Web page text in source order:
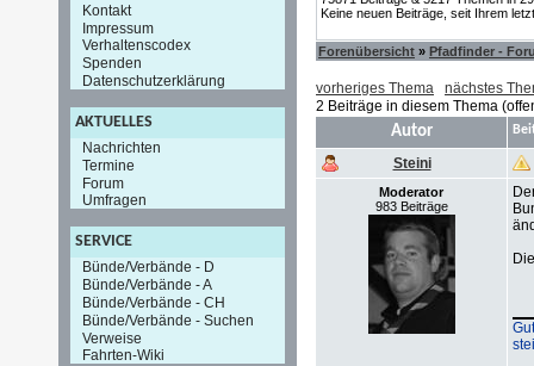
Kontakt
Impressum
Verhaltenscodex
Spenden
Datenschutzerklärung
AKTUELLES
Nachrichten
Termine
Forum
Umfragen
SERVICE
Bünde/Verbände - D
Bünde/Verbände - A
Bünde/Verbände - CH
Bünde/Verbände - Suchen
Verweise
Fahrten-Wiki
Keine neuen Beiträge, seit Ihrem
Forenübersicht » Pfadfinder -
vorheriges Thema
nächstes
2 Beiträge in diesem Thema
Autor
Steini
Moderator
983 Beiträge